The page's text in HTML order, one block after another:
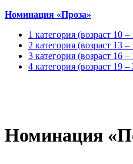
Номинация «Проза»
1 категория (возраст 10
2 категория (возраст 13
3 категория (возраст 16
4 категория (возраст 19
Номинация